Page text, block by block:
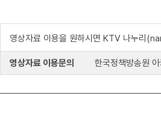
영상자료 이용을 원하시면 KTV 나누리
영상자료 이용문의 한국정책방송원